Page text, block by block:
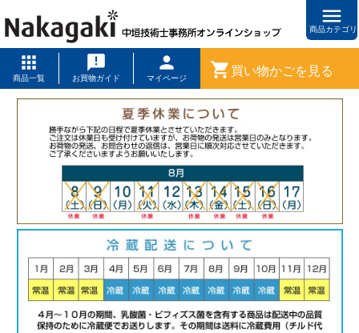
menu
商品カテゴリ
商品一覧 お買物ガイド マイページ shopping_cart 買い物かごを見る